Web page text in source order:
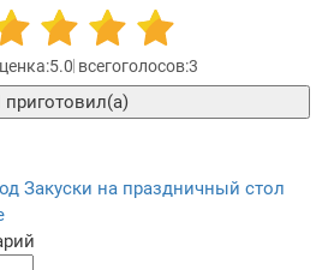
5.0 3
Я приготовил(а)
Закуски на праздничный стол